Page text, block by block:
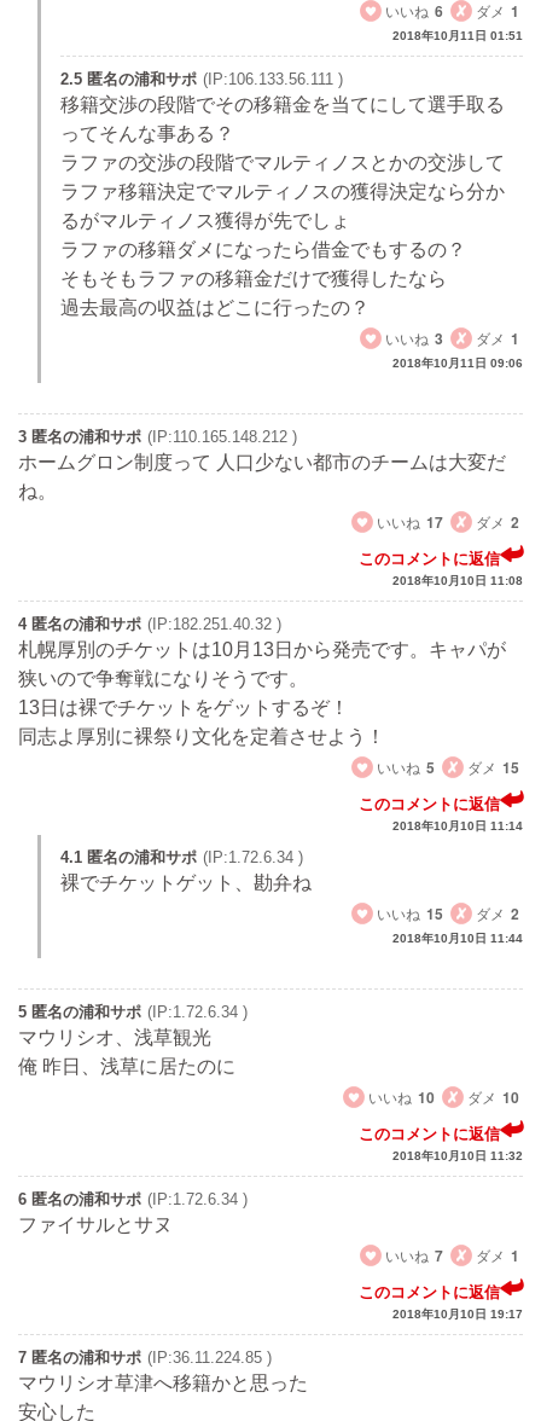
いいね 6 ダメ 1
2018年10月11日 01:51
2.5 匿名の浦和サポ (IP:106.133.56.111 )
移籍交渉の段階でその移籍金を当てにして選手取る
ってそんな事ある？
ラファの交渉の段階でマルティノスとかの交渉して
ラファ移籍決定でマルティノスの獲得決定なら分か
るがマルティノス獲得が先でしょ
ラファの移籍ダメになったら借金でもするの？
そもそもラファの移籍金だけで獲得したなら
過去最高の収益はどこに行ったの？
いいね 3 ダメ 1
2018年10月11日 09:06
3 匿名の浦和サポ (IP:110.165.148.212 )
ホームグロン制度って 人口少ない都市のチームは大変だ
ね。
いいね 17 ダメ 2
このコメントに返信
2018年10月10日 11:08
4 匿名の浦和サポ (IP:182.251.40.32 )
札幌厚別のチケットは10月13日から発売です。キャパが
狭いので争奪戦になりそうです。
13日は裸でチケットをゲットするぞ！
同志よ厚別に裸祭り文化を定着させよう！
いいね 5 ダメ 15
このコメントに返信
2018年10月10日 11:14
4.1 匿名の浦和サポ (IP:1.72.6.34 )
裸でチケットゲット、勘弁ね
いいね 15 ダメ 2
2018年10月10日 11:44
5 匿名の浦和サポ (IP:1.72.6.34 )
マウリシオ、浅草観光
俺 昨日、浅草に居たのに
いいね 10 ダメ 10
このコメントに返信
2018年10月10日 11:32
6 匿名の浦和サポ (IP:1.72.6.34 )
ファイサルとサヌ
いいね 7 ダメ 1
このコメントに返信
2018年10月10日 19:17
7 匿名の浦和サポ (IP:36.11.224.85 )
マウリシオ草津へ移籍かと思った
安心した